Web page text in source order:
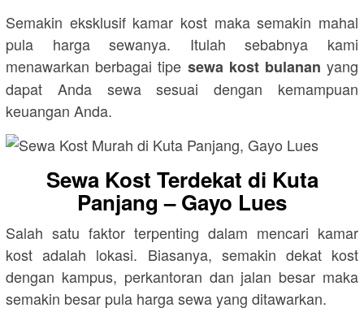
Semakin eksklusif kamar kost maka semakin mahal
pula harga sewanya. Itulah sebabnya kami
menawarkan berbagai tipe sewa kost bulanan yang
dapat Anda sewa sesuai dengan kemampuan
keuangan Anda.
Sewa Kost Terdekat di Kuta
Panjang – Gayo Lues
Salah satu faktor terpenting dalam mencari kamar
kost adalah lokasi. Biasanya, semakin dekat kost
dengan kampus, perkantoran dan jalan besar maka
semakin besar pula harga sewa yang ditawarkan.